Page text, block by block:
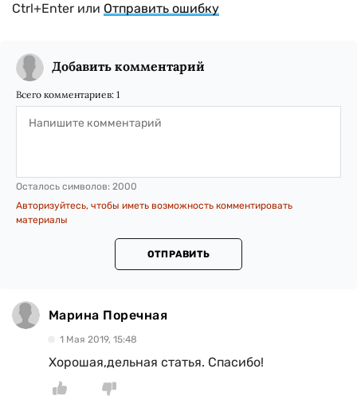
Ctrl+Enter или Отправить ошибку
Добавить комментарий
Всего комментариев: 1
Осталось символов: 2000
Авторизуйтесь, чтобы иметь возможность комментировать
материалы
ОТПРАВИТЬ
Марина Поречная
1 Мая 2019, 15:48
Хорошая,дельная статья. Спасибо!